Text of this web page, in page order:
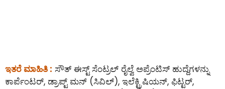
ಇತರೆ ಮಾಹಿತಿ : ಸೌತ್ ಈಸ್ಟ್ ಸೆಂಟ್ರಲ್ ರೈಲ್ವೆ ಅಪ್ರೆಂಟಿಸ್ ಹುದ್ದೆಗಳನ್ನು
ಕಾರ್ಪೆಂಟರ್, ಡ್ರಾಪ್ಟ್ ಮನ್ (ಸಿವಿಲ್), ಇಲೆಕ್ಟ್ರಿಷಿಯನ್, ಫಿಟ್ಟರ್,